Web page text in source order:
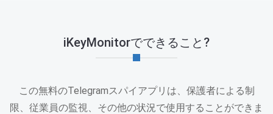
iKeyMonitorでできること?
この無料のTelegramスパイアプリは、保護者による制
限、従業員の監視、その他の状況で使用することができま